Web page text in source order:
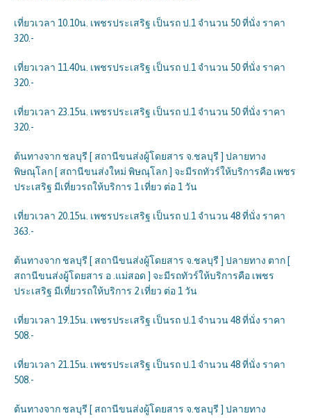
เที่ยวเวลา 10.10น. เพชรประเสริฐ เป็นรถ ป.1 จำนวน 50 ที่นั่ง ราคา
320.-
เที่ยวเวลา 11.40น. เพชรประเสริฐ เป็นรถ ป.1 จำนวน 50 ที่นั่ง ราคา
320.-
เที่ยวเวลา 23.15น. เพชรประเสริฐ เป็นรถ ป.1 จำนวน 50 ที่นั่ง ราคา
320.-
ต้นทางจาก ชลบุรี [ สถานีขนส่งผู้โดยสาร จ.ชลบุรี ] ปลายทาง
พิษณุโลก [ สถานีขนส่งใหม่ พิษณุโลก ] จะมีรถทัวร์ให้บริการคือ เพชร
ประเสริฐ มีเที่ยวรถให้บริการ 1 เที่ยว ต่อ 1 วัน
เที่ยวเวลา 20.15น. เพชรประเสริฐ เป็นรถ ป.1 จำนวน 48 ที่นั่ง ราคา
363.-
ต้นทางจาก ชลบุรี [ สถานีขนส่งผู้โดยสาร จ.ชลบุรี ] ปลายทาง ตาก [
สถานีขนส่งผู้โดยสาร อ .แม่สอด ] จะมีรถทัวร์ให้บริการคือ เพชร
ประเสริฐ มีเที่ยวรถให้บริการ 2 เที่ยว ต่อ 1 วัน
เที่ยวเวลา 19.15น. เพชรประเสริฐ เป็นรถ ป.1 จำนวน 48 ที่นั่ง ราคา
508.-
เที่ยวเวลา 21.15น. เพชรประเสริฐ เป็นรถ ป.1 จำนวน 48 ที่นั่ง ราคา
508.-
ต้นทางจาก ชลบุรี [ สถานีขนส่งผู้โดยสาร จ.ชลบุรี ] ปลายทาง